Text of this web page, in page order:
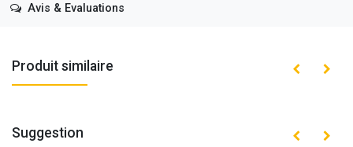
Avis & Evaluations
Produit similaire
Suggestion